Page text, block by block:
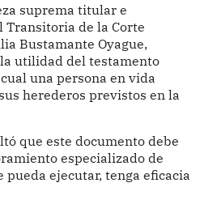
suprema titular e
Transitoria de la Corte
Bustamante Oyague,
utilidad del testamento
una persona en vida
herederos previstos en la
que este documento debe
especializado de
pueda ejecutar, tenga eficacia